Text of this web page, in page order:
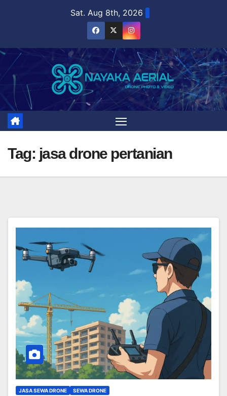
Sat. Aug 8th, 2026
Tag: jasa drone pertanian
JASA SEWA DRONE SEWA DRONE